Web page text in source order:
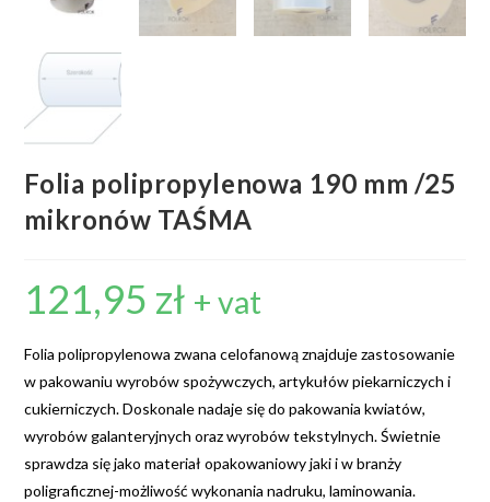
Folia polipropylenowa 190 mm /25
mikronów TAŚMA
121,95 zł + vat
Folia polipropylenowa zwana celofanową znajduje zastosowanie
w pakowaniu wyrobów spożywczych, artykułów piekarniczych i
cukierniczych. Doskonale nadaje się do pakowania kwiatów,
wyrobów galanteryjnych oraz wyrobów tekstylnych. Świetnie
sprawdza się jako materiał opakowaniowy jaki i w branży
poligraficznej-możliwość wykonania nadruku, laminowania.